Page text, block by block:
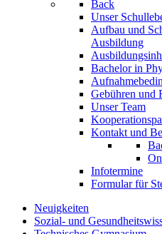
Back
Unser
Aufbau und
Ausbildung
Bachelor in
Gebühren und
Unser Team
Kontakt und
Infotermine
Formular für
Neuigkeiten
Sozial- und